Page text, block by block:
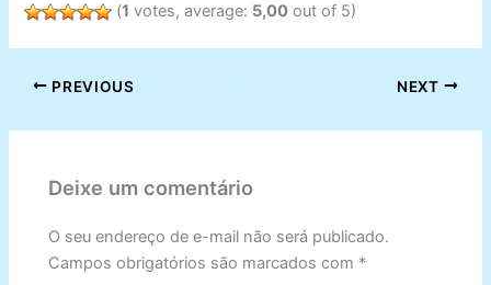
(1 votes, average: 5,00 out of 5)
PREVIOUS NEXT
Deixe um comentário
O seu endereço de e-mail não será publicado.
Campos obrigatórios são marcados com *